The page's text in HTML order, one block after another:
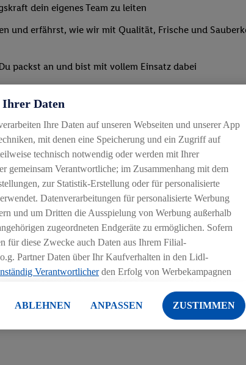
dein eigenes Team zu leiten
und erfährst, wie wir mit Qualität, Frische und
packst an und bist mit vollem Einsatz dabei
Schicht übernehmen kannst
Seminaren teil – außerdem erwirbst du den IHK-
Reise-/Übernachtungskosten werden von Lidl
Ihrer Daten
Ihre Daten auf unseren Webseiten und unserer App
mit denen eine Speicherung und ein Zugriff auf
technisch notwendig oder werden mit Ihrer
gemeinsam Verantwortliche; im Zusammenhang mit dem
zur Statistik-Erstellung oder für personalisierte
Datenverarbeitungen für personalisierte Werbung
und um Dritten die Ausspielung von Werbung außerhalb
zugeordneten Endgeräte zu ermöglichen. Sofern
für diese Zwecke auch Daten aus Ihrem Filial-
Partner Daten über Ihr Kaufverhalten in den Lidl-
Verantwortlicherden Erfolg von Werbekampagnen
Generierung von auch mit Daten von anderen Diensten
von Daten (z.B. über Ihre Nutzung der Lidl-Dienste,
Ihrem Kundenkonto - z.B. Alter oder Geschlecht -
ABLEHNEN ANPASSEN ZUSTIMMEN